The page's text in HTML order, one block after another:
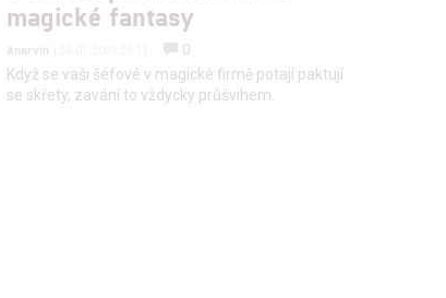
magické fantasy
Anarvin
0
Když se vaši šéfové v magické firmě potají paktují
se skřety, zavání to vždycky průšvihem.